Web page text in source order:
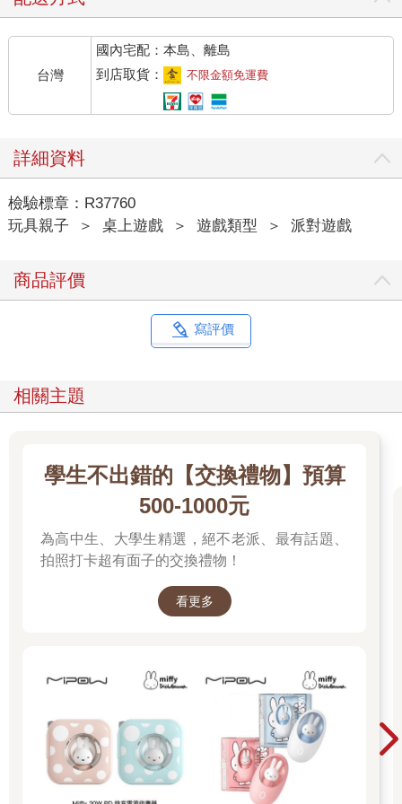
台灣
國內宅配：本島、離島
到店取貨：
不限金額免運費
詳細資料
檢驗標章：R37760
玩具親子
＞ 桌上遊戲 ＞ 遊戲類型 ＞ 派對遊戲
商品評價
寫評價
相關主題
學生不出錯的【交換禮物】預算
500-1000元
為高中生、大學生精選，絕不老派、最有話題、
拍照打卡超有面子的交換禮物！
看更多